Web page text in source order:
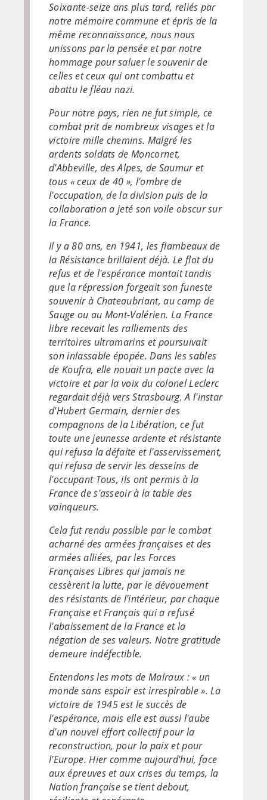
Soixante-seize ans plus tard, reliés par
notre mémoire commune et épris de la
même reconnaissance, nous nous
unissons par la pensée et par notre
hommage pour saluer le souvenir de
celles et ceux qui ont combattu et
abattu le fléau nazi.
Pour notre pays, rien ne fut simple, ce
combat prit de nombreux visages et la
victoire mille chemins. Malgré les
ardents soldats de Moncornet,
d'Abbeville, des Alpes, de Saumur et
tous « ceux de 40 », l'ombre de
l'occupation, de la division puis de la
collaboration a jeté son voile obscur sur
la France.
Il y a 80 ans, en 1941, les flambeaux de
la Résistance brillaient déjà. Le flot du
refus et de l'espérance montait tandis
que la répression forgeait son funeste
souvenir à Chateaubriant, au camp de
Sauge ou au Mont-Valérien. La France
libre recevait les ralliements des
territoires ultramarins et poursuivait
son inlassable épopée. Dans les sables
de Koufra, elle nouait un pacte avec la
victoire et par la voix du colonel Leclerc
regardait déjà vers Strasbourg. A l'instar
d'Hubert Germain, dernier des
compagnons de la Libération, ce fut
toute une jeunesse ardente et résistante
qui refusa la défaite et l'asservissement,
qui refusa de servir les desseins de
l'occupant Tous, ils ont permis à la
France de s'asseoir à la table des
vainqueurs.
Cela fut rendu possible par le combat
acharné des armées françaises et des
armées alliées, par les Forces
Françaises Libres qui jamais ne
cessèrent la lutte, par le dévouement
des résistants de l'intérieur, par chaque
Française et Français qui a refusé
l'abaissement de la France et la
négation de ses valeurs. Notre gratitude
demeure indéfectible.
Entendons les mots de Malraux : « un
monde sans espoir est irrespirable ». La
victoire de 1945 est le succès de
l'espérance, mais elle est aussi l'aube
d'un nouvel effort collectif pour la
reconstruction, pour la paix et pour
l'Europe. Hier comme aujourd'hui, face
aux épreuves et aux crises du temps, la
Nation française se tient debout,